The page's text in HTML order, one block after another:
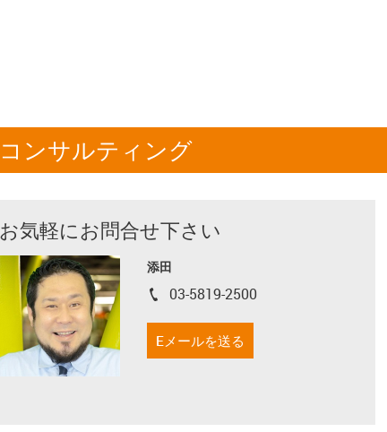
コンサルティング
お気軽にお問合せ下さい
添田
igus-icon-phone
03-5819-2500
Eメールを送る